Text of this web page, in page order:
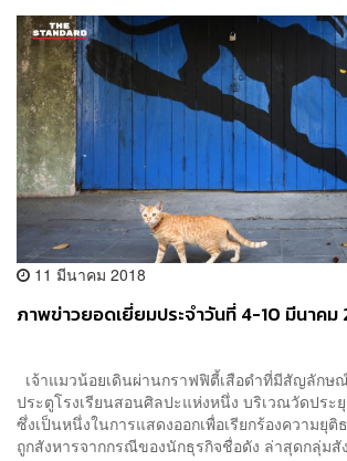
11 มีนาคม 2018
ภาพข่าวยอดเยี่ยมประจำวันที่ 4-10 มีนาคม
เจ้าแมวน้อยเดินผ่านกราฟฟิตี้เสือดำที่มีสัญลักษ
ประตูโรงเรียนสอนศิลปะแห่งหนึ่ง บริเวณวัดประ
ซึ่งเป็นหนึ่งในการแสดงออกเพื่อเรียกร้องความยุติ
ถูกสังหารจากกรณีของนักธุรกิจชื่อดัง ล่าสุดกลุ่มสั